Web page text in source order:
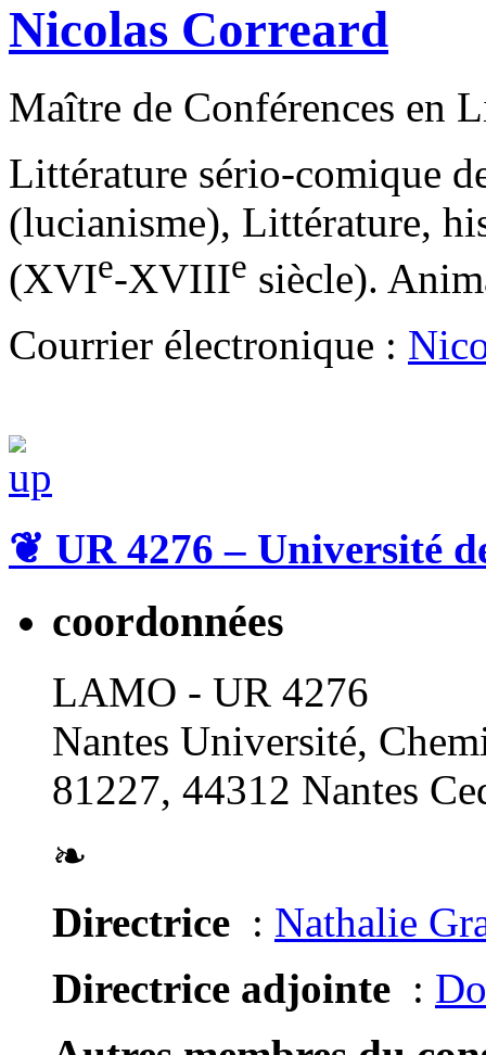
Nicolas Correard
Maître de Conférences en
Littérature sério-comique
(lucianisme), Littérature,
(XVIe-XVIIIe siècle).
Courrier électronique :
❦ UR 4276 – Université
coordonnées
LAMO - UR 4276
Nantes Université,
81227, 44312 Nantes
❧
Directrice : Nathalie
Directrice adjointe :